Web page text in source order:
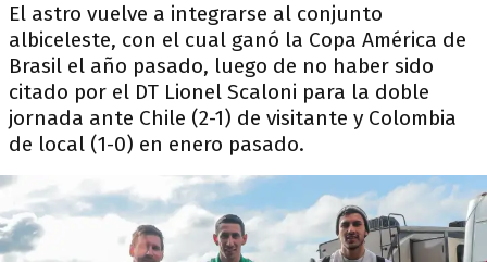
El astro vuelve a integrarse al conjunto
albiceleste, con el cual ganó la Copa América de
Brasil el año pasado, luego de no haber sido
citado por el DT Lionel Scaloni para la doble
jornada ante Chile (2-1) de visitante y Colombia
de local (1-0) en enero pasado.